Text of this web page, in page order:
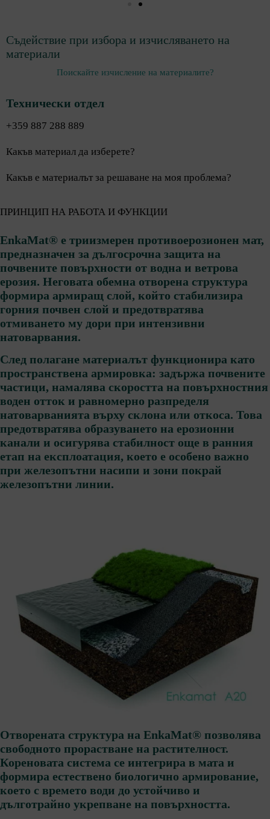
Съдействие при избора и изчисляването на
материали
Поискайте изчисление на материалите?
Технически отдел
+359 887 288 889
Какъв материал да изберете?
Какъв е материалът за решаване на моя проблема?
ПРИНЦИП НА РАБОТА И ФУНКЦИИ
EnkaMat® е триизмерен противоерозионен мат,
предназначен за дългосрочна защита на
почвените повърхности от водна и ветрова
ерозия. Неговата обемна отворена структура
формира армирaщ слой, който стабилизира
горния почвен слой и предотвратява
отмиването му дори при интензивни
натоварвания.
След полагане материалът функционира като
пространствена армировка: задържа почвените
частици, намалява скоростта на повърхностния
воден отток и равномерно разпределя
натоварванията върху склона или откоса. Това
предотвратява образуването на ерозионни
канали и осигурява стабилност още в ранния
етап на експлоатация, което е особено важно
при железопътни насипи и зони покрай
железопътни линии.
Отворената структура на EnkaMat® позволява
свободното прорастване на растителност.
Кореновата система се интегрира в мата и
формира естествено биологично армирование,
което с времето води до устойчиво и
дълготрайно укрепване на повърхността.